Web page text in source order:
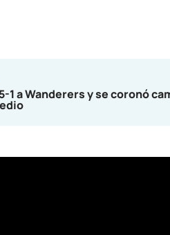
1 a Wanderers y se coronó